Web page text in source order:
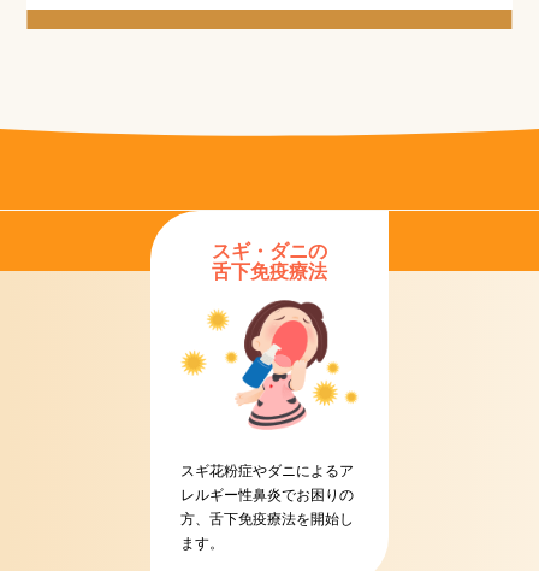
スギ・ダニの
舌下免疫療法
スギ花粉症やダニによるア
レルギー性鼻炎でお困りの
方、舌下免疫療法を開始し
ます。